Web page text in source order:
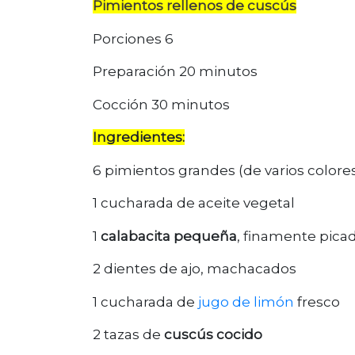
Pimientos rellenos de cuscús
Porciones 6
Preparación 20 minutos
Cocción 30 minutos
Ingredientes:
6 pimientos grandes (de varios
1 cucharada de aceite vegetal
1 calabacita pequeña, finamente
2 dientes de ajo, machacados
1 cucharada de jugo de limón fresco
2 tazas de cuscús cocido